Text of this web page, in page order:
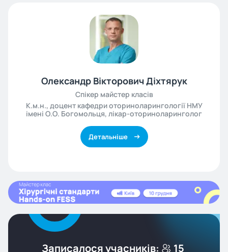
Олександр Вікторович Діхтярук
Спікер майстер класів
К.м.н., доцент кафедри оториноларингології НМУ
імені О.О. Богомольця, лікар-оториноларинголог
Детальніше
Записалося учасників: 15